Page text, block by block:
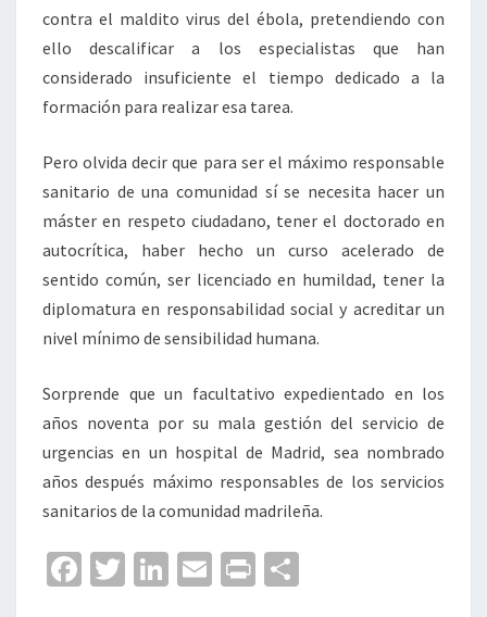
contra el maldito virus del ébola, pretendiendo con
ello descalificar a los especialistas que han
considerado insuficiente el tiempo dedicado a la
formación para realizar esa tarea.
Pero olvida decir que para ser el máximo responsable
sanitario de una comunidad sí se necesita hacer un
máster en respeto ciudadano, tener el doctorado en
autocrítica, haber hecho un curso acelerado de
sentido común, ser licenciado en humildad, tener la
diplomatura en responsabilidad social y acreditar un
nivel mínimo de sensibilidad humana.
Sorprende que un facultativo expedientado en los
años noventa por su mala gestión del servicio de
urgencias en un hospital de Madrid, sea nombrado
años después máximo responsables de los servicios
sanitarios de la comunidad madrileña.
Fa T
Li
E
Pr